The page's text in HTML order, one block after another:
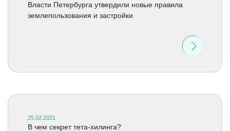
Власти Петербурга утвердили новые правила
землепользования и застройки
25.02.2021
В чем секрет тета-хилинга?